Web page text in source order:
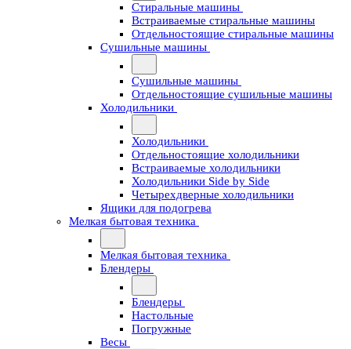
Стиральные машины
Встраиваемые стиральные машины
Отдельностоящие стиральные машины
Сушильные машины
Сушильные машины
Отдельностоящие сушильные машины
Холодильники
Холодильники
Отдельностоящие холодильники
Встраиваемые холодильники
Холодильники Side by Side
Четырехдверные холодильники
Ящики для подогрева
Мелкая бытовая техника
Мелкая бытовая техника
Блендеры
Блендеры
Настольные
Погружные
Весы